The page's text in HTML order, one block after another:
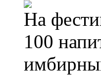
На
100